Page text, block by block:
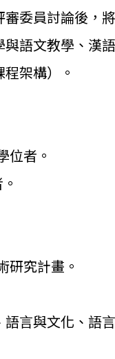
審委員討論後，
與語文教學、漢
架構）。
者。
研究計畫。
語言與文化、語